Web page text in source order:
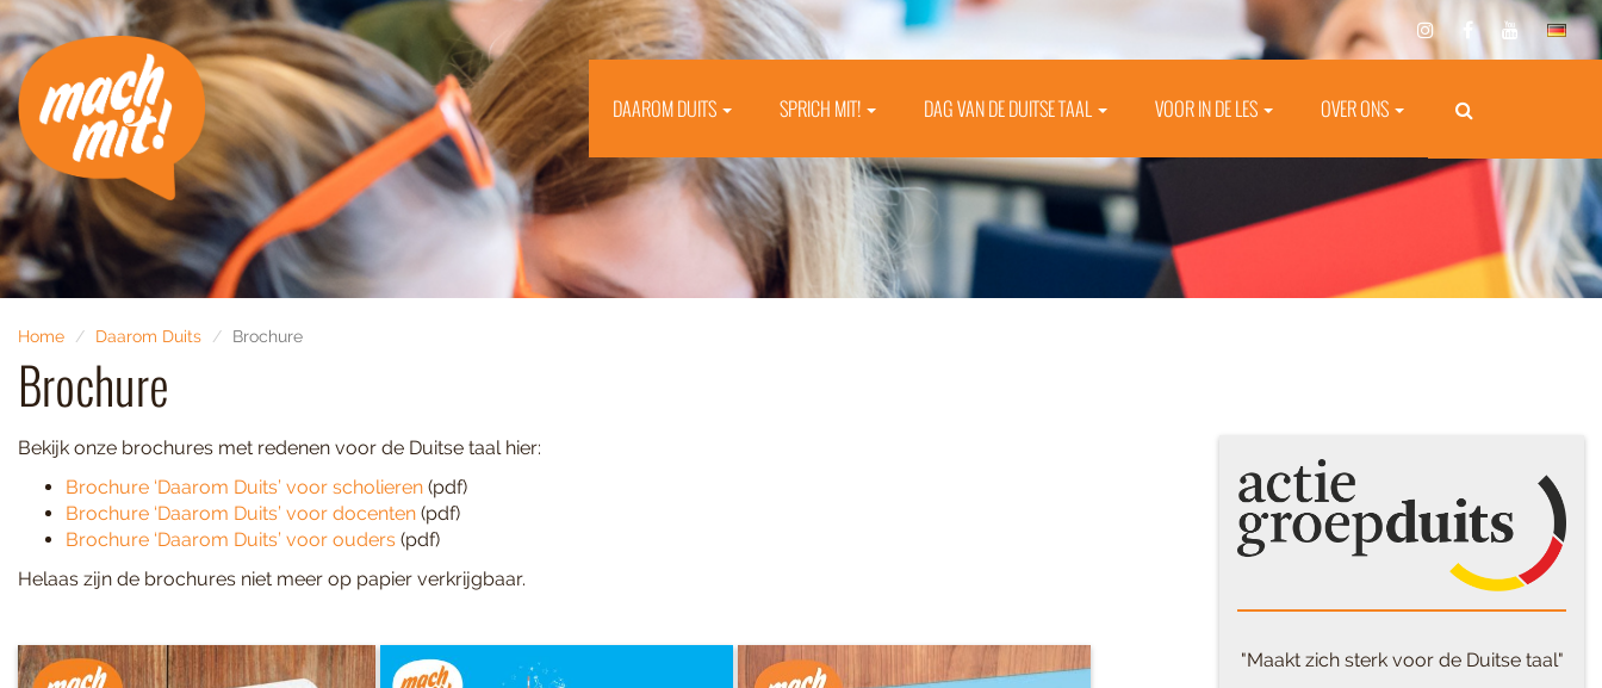
DAAROM DUITS SPRICH MIT! DAG VAN DE DUITSE TAAL VOOR IN DE LES OVER ONS
Home Daarom Duits Brochure
Brochure
Bekijk onze brochures met redenen voor de Duitse taal hier:
Brochure ‘Daarom Duits’ voor scholieren (pdf)
Brochure ‘Daarom Duits’ voor docenten (pdf)
Brochure ‘Daarom Duits’ voor ouders (pdf)
Helaas zijn de brochures niet meer op papier verkrijgbaar.
"Maakt zich sterk voor de Duitse taal"